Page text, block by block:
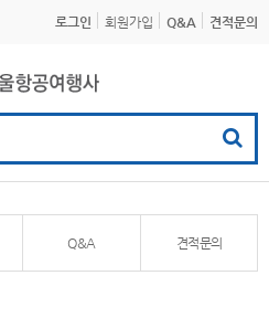
로그인 회원가입 Q&A 견적문의
Q&A 견적문의